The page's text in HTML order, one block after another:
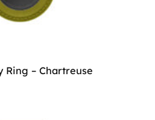
Ring – Chartreuse